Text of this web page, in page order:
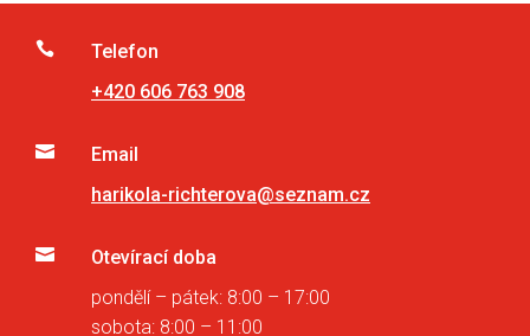

Telefon
+420 606 763 908

Email
harikola-richterova@seznam.cz

Otevírací doba
pondělí – pátek: 8:00 – 17:00
sobota: 8:00 – 11:00